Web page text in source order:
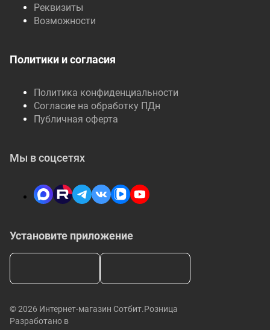
Реквизиты
Возможности
Политики и согласия
Политика конфиденциальности
Согласие на обработку ПДн
Публичная оферта
Установите приложение
Мы в соцсетях
© 2026 Интернет-магазин Сотбит.Розница
Разработано в